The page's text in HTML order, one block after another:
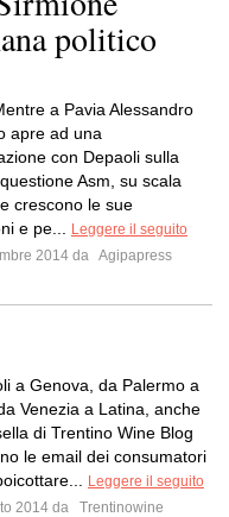
politico
a Pavia Alessandro
apre ad una
con Depaoli sulla
Asm, su scala
crescono le sue
e pe...
Leggere il seguito
2014 da Agipapress
a Genova, da Palermo a
Venezia a Latina, anche
di Trentino Wine Blog
le email dei consumatori
Leggere il seguito
2014 da
Trentinowine